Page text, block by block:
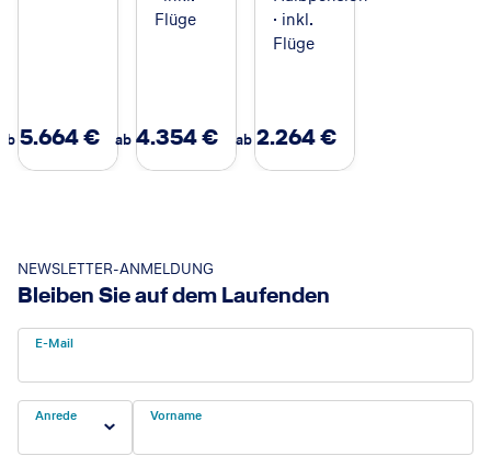
ab 5.664€
Flüge
ab 4.354€
· inkl.
Flüge
ab 2.264€
NEWSLETTER-ANMELDUNG
Bleiben Sie auf dem Laufenden
E-Mail
Anrede Vorname